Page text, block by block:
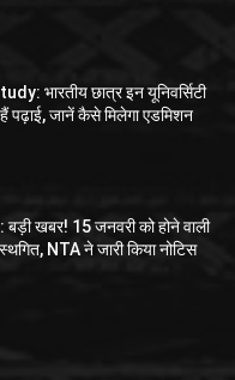
भारतीय छात्र इन यूनिवर्सिटी
जानें कैसे मिलेगा एडमिशन
खबर! 15 जनवरी को होने वाली
NTA ने जारी किया नोटिस